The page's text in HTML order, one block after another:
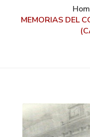
MEMORIAS DEL